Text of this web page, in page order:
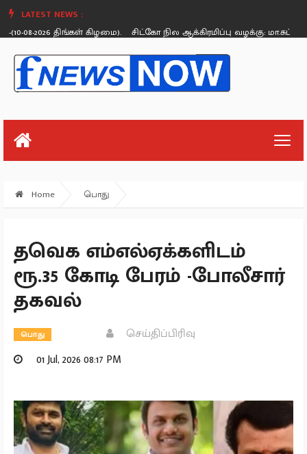
LATEST NEWS :
2026 திங்கள் கிழமை).
சிட்கோ நில ஆக்கிரமிப்பு வழக்கு:
Monday, August 26
Home பொது
தவெக எம்எல்ஏக்களிடம்
ரூ.35 கோடி பேரம் -போலீசார்
தகவல்
பொது
செய்திப்பிரிவு
01 Jul, 2026 08:17 PM